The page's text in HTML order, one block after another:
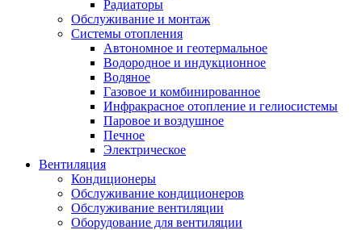
Радиаторы
Обслуживание и монтаж
Системы отопления
Автономное и геотермальное
Водородное и индукционное
Водяное
Газовое и комбинированное
Инфракрасное отопление и гелиосистемы
Паровое и воздушное
Печное
Электрическое
Вентиляция
Кондиционеры
Обслуживание кондиционеров
Обслуживание вентиляции
Оборудование для вентиляции